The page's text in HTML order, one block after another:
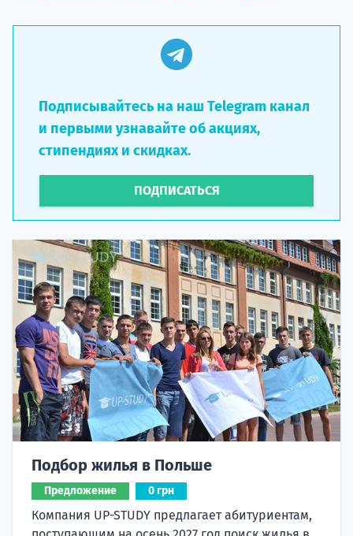
Подписывайтесь на наш Telegram канал
и первыми узнавайте об акциях,
стипендиях и скидках.
ПОДПИСАТЬСЯ
Подбор жилья в Польше
Предложение 0 грн
Компания UP-STUDY предлагает абитуриентам,